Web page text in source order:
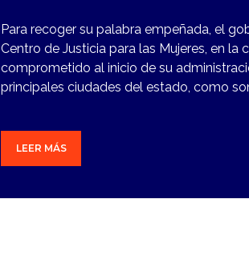
Para recoger su palabra empeñada, el
Centro de Justicia para las Mujeres, en
comprometido al inicio de su
principales ciudades del estado, como
LEER MÁS